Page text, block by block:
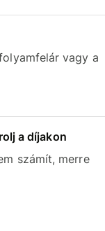
vagy a
a díjakon
számít, merre